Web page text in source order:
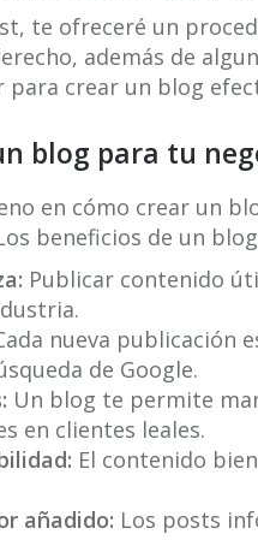
te ofreceré un
además de
crear un blog
blog para tu
en cómo crear un
beneficios de un
Publicar contenido
nueva publicación
de Google.
Un blog te permite
en clientes leales.
El contenido
añadido: Los posts